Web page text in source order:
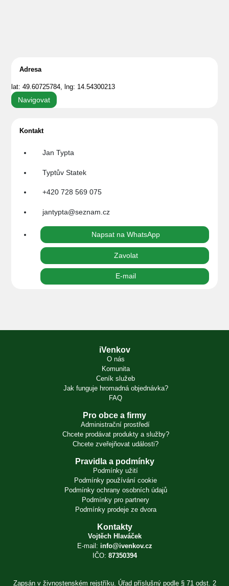
Adresa
lat: 49.60725784, lng: 14.54300213
Navigovat
Kontakt
Jan Typta
Typtův Statek
+420 728 569 075
jantypta@seznam.cz
Napsat na WhatsApp
Zavolat
E-mail
iVenkov
O nás
Komunita
Ceník služeb
Jak funguje hromadná objednávka?
FAQ
Pro obce a firmy
Administrační prostředí
Chcete prodávat produkty a služby?
Chcete zveřejňovat události?
Pravidla a podmínky
Podmínky užití
Podmínky používání cookie
Podmínky ochrany osobních údajů
Podmínky pro partnery
Podmínky prodeje ze dvora
Kontakty
Vojtěch Hlaváček
E-mail: info@ivenkov.cz
IČO: 87350394
Zapsán v živnostenském rejstříku. Úřad příslušný podle § 71 odst. 2